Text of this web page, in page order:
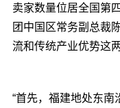
卖家数量位居全国第
团中国区常务副总裁
流和传统产业优势这
“首先，福建地处东